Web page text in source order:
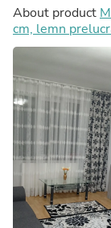
About product
cm, lemn